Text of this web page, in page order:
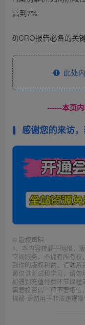
高到7%
8)CRO报告必备的关
此处内
------本页
感谢您的来访
© 版权声明
1、本内容转载于网络，
空间服务，不拥有所有
到你的版权利益，请联
源仅供测试和学习，请勿
如遇到充值付费环节课
需要投资的一律不要相
揭秘 请勿用于非法违规